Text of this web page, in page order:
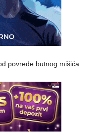
povrede butnog mišića.